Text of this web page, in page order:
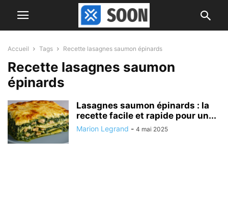
Accueil Tags Recette lasagnes saumon épinards
Recette lasagnes saumon
épinards
Lasagnes saumon épinards : la
recette facile et rapide pour un...
Marion Legrand - 4 mai 2025